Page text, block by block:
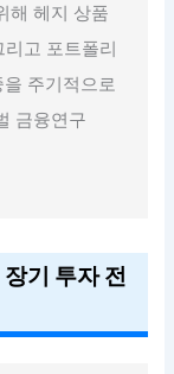
해 헤지 상품
고 포트폴리
주기적으로
금융연구
기 투자 전